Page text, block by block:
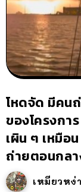
โหดจัด มีคน
ของโครงกา
เผิน ๆ เหมือ
ถ่ายตอนกล
เหมียวหง่